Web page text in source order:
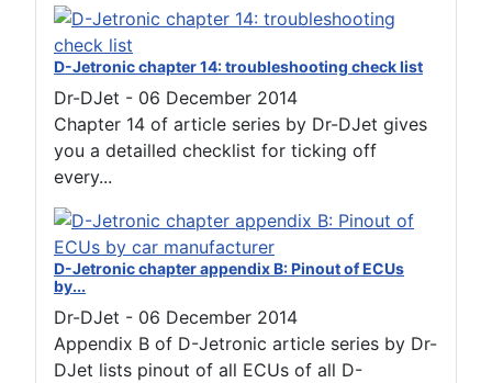
D-Jetronic chapter 14: troubleshooting check list
Dr-DJet - 06 December 2014
Chapter 14 of article series by Dr-DJet gives
you a detailled checklist for ticking off
every...
D-Jetronic chapter appendix B: Pinout of ECUs
by...
Dr-DJet - 06 December 2014
Appendix B of D-Jetronic article series by Dr-
DJet lists pinout of all ECUs of all D-